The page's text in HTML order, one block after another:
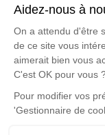
Un service de
ici.
Cérémonie